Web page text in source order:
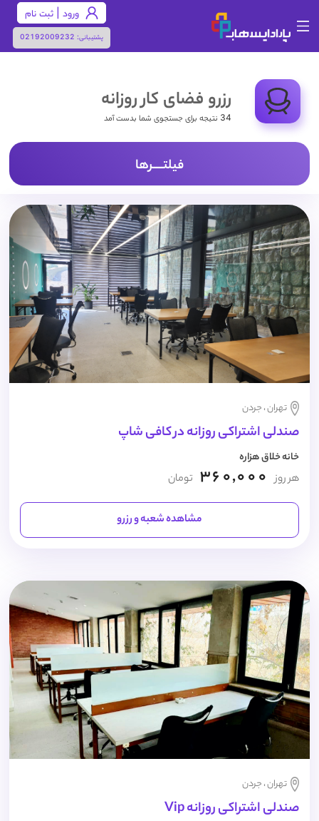
پشتیبانی: 02192009232
ورود | ثبت نام
رزرو فضای کار روزانه
34 نتیجه برای جستجوی شما بدست آمد
فیلتـــــرها
تهران ، جردن
صندلی اشتراکی روزانه در کافی شاپ
خانه خلاق هزاره
هر روز 360,000 تومان
مشاهده شعبه و رزرو
تهران ، جردن
صندلی اشتراکی روزانه Vip